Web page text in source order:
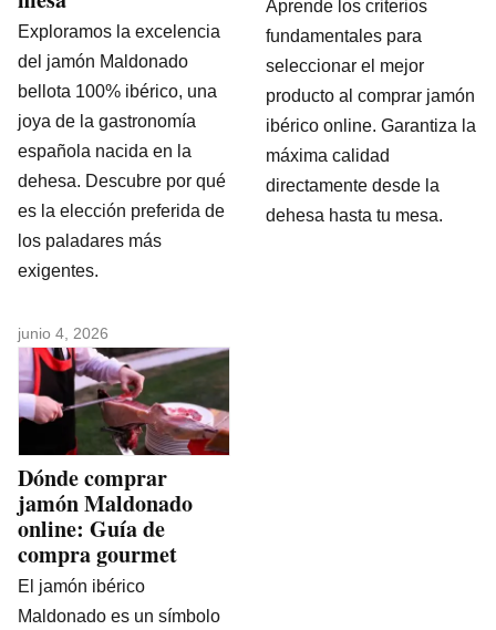
Exploramos la excelencia
del jamón Maldonado
bellota 100% ibérico, una
joya de la gastronomía
española nacida en la
dehesa. Descubre por qué
es la elección preferida de
los paladares más
exigentes.
Aprende los criterios
fundamentales para
seleccionar el mejor
producto al comprar jamón
ibérico online. Garantiza la
máxima calidad
directamente desde la
dehesa hasta tu mesa.
junio 4, 2026
Dónde comprar
jamón Maldonado
online: Guía de
compra gourmet
El jamón ibérico
Maldonado es un símbolo